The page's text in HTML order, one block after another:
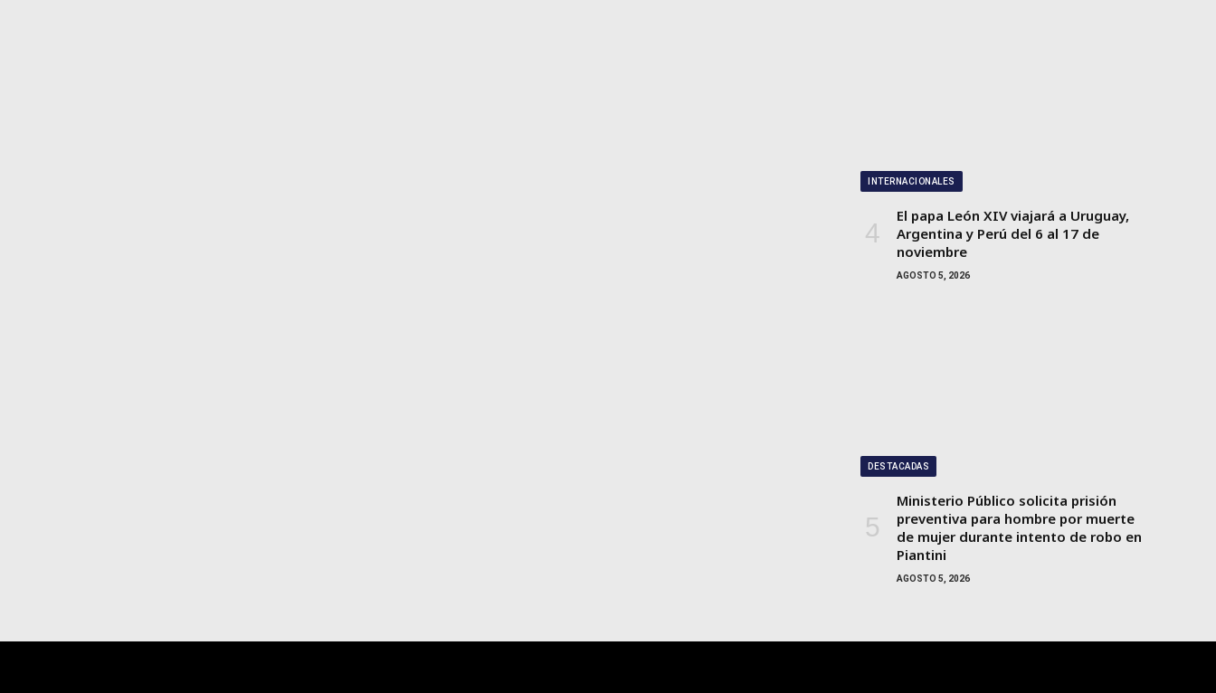
INTERNACIONALES
El papa León XIV viajará a Uruguay,
Argentina y Perú del 6 al 17 de
noviembre
AGOSTO 5, 2026
DESTACADAS
Ministerio Público solicita prisión
preventiva para hombre por muerte
de mujer durante intento de robo en
Piantini
AGOSTO 5, 2026